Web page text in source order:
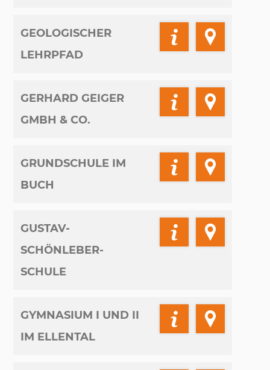
GEOLOGISCHER
LEHRPFAD
GERHARD GEIGER
GMBH & CO.
GRUNDSCHULE IM
BUCH
GUSTAV-
SCHÖNLEBER-
SCHULE
GYMNASIUM I UND II
IM ELLENTAL